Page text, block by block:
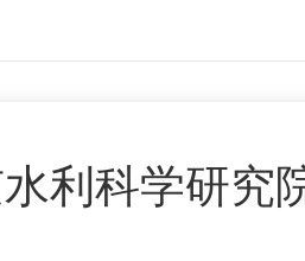
利科学研究